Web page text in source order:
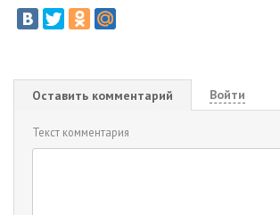
Оставить комментарий Войти
Текст комментария